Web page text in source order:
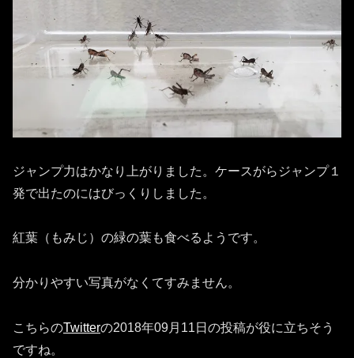
ジャンプ力はかなり上がりました。ケースがらジャンプ１
発で出たのにはびっくりしました。
紅葉（もみじ）の緑の葉も食べるようです。
分かりやすい写真がなくてすみません。
こちらのTwitterの2018年09月11日の投稿が役に立ちそう
ですね。